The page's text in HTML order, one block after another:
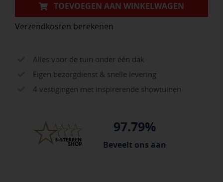
TOEVOEGEN AAN WINKELWAGEN
Verzendkosten berekenen
Alles voor de tuin onder één dak
Eigen bezorgdienst & snelle levering
4 vestigingen met inspirerende showtuinen
97.79%
Beveelt ons aan